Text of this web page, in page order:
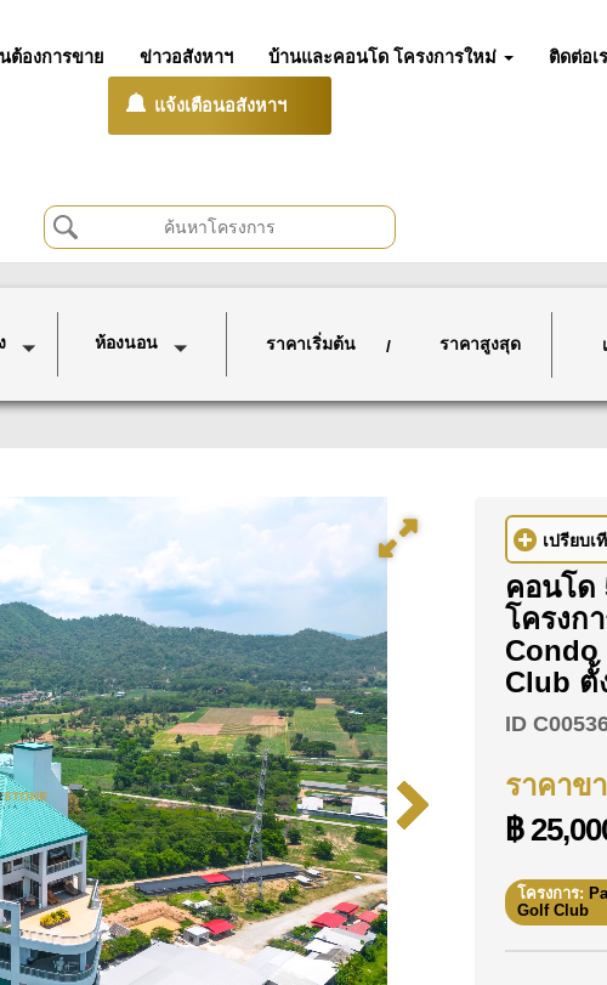
ต้องการขาย ข่าวอสังหาฯ บ้านและคอนโด โครงการใหม่ ติดต่อเ
แจ้งเตือนอสังหาฯ
ห้องนอน ราคาเริ่มต้น / ราคาสูงสุด
เปรียบเ
คอนโด
โครงก
Condo
Club ตั้
ID
ราคาข
฿
โครงการ:
Golf Club